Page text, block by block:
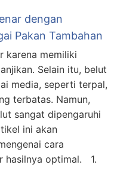
dengan
Pakan Tambahan
karena memiliki
Selain itu, belut
media, seperti terpal,
terbatas. Namun,
sangat dipengaruhi
ini akan
cara
hasilnya optimal. 1.